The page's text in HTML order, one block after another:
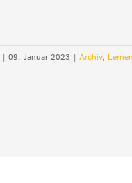
| 09. Januar 2023 | Archiv,